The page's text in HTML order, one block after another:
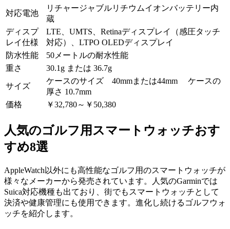
対応電池
リチャージャブルリチウムイオンバッテリー内
蔵
ディスプ
レイ仕様
LTE、UMTS、Retinaディスプレイ（感圧タッチ
対応）、LTPO OLEDディスプレイ
防水性能
50メートルの耐水性能
重さ
30.1g または 36.7g
サイズ
ケースのサイズ 40mmまたは44mm ケースの
厚さ 10.7mm
価格
￥32,780～￥50,380
人気のゴルフ用スマートウォッチおす
すめ8選
AppleWatch以外にも高性能なゴルフ用のスマートウォッチが
様々なメーカーから発売されています。人気のGarminでは
Suica対応機種も出ており、街でもスマートウォッチとして
決済や健康管理にも使用できます。進化し続けるゴルフウォ
ッチを紹介します。